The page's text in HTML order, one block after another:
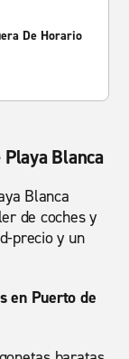
De Horario
Blanca
Blanca
de coches y
precio y un
en Puerto de